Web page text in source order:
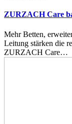
ZURZACH Care
Mehr Betten,
Leitung stärken die
ZURZACH Care…